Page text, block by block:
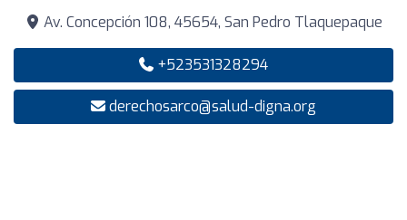
Av. Concepción 108, 45654, San Pedro Tlaquepaque
+523531328294
derechosarco@salud-digna.org